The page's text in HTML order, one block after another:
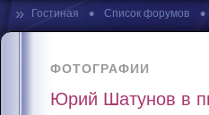
» Гостиная • Список форумов •
ФОТОГРАФИИ
Юрий Шатунов в